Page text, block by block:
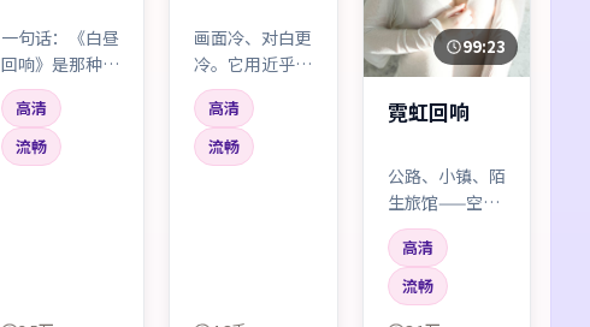
一句话：《白昼
回响》是那种
「看完会沉默两
分钟」的电影。
冒险外壳下藏着
很私人的疼痛，
高清
流畅
画面冷、对白更
冷。它用近乎新
闻的克制讲述极
端情境，反而让
观众在心里替角
色尖叫。
高清
流畅
99:23
霓虹回响
公路、小镇、陌
生旅馆——空间
不断更换，人物
却越走越窄。像
一场停不下来的
梦游。
高清
流畅